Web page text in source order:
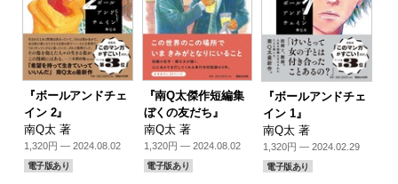
『ボールアンドチェ
イン 2』
南Q太 著
1,320円 — 2024.08.02
電子版あり
『南Q太傑作短編集
ぼくの友だち』
南Q太 著
1,320円 — 2024.08.02
電子版あり
『ボールアンドチェ
イン 1』
南Q太 著
1,320円 — 2024.02.29
電子版あり